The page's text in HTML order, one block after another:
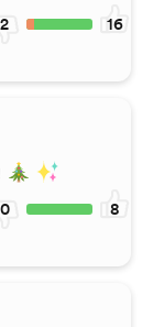
2 16
0 8